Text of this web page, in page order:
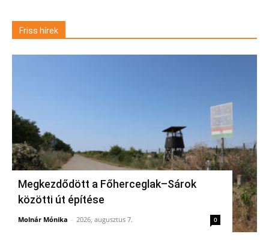
Friss hírek
Megkezdődött a Főherceglak–Sárok
közötti út építése
Molnár Mónika - 2026, augusztus 7. 0